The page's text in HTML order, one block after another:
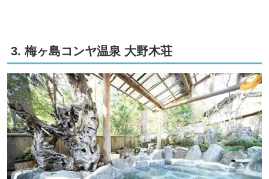
3. 梅ヶ島コンヤ温泉 大野木荘